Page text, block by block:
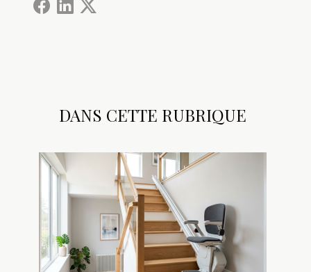
DANS CETTE RUBRIQUE